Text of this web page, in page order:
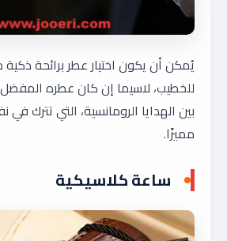
يُمكن أن يكون اختيار عطر برائحة
للخطيب، لاسيما إن كان عطره
بين الهدايا الرومانسية، التي تترك
مميزًا.
ساعة كلاسيكية